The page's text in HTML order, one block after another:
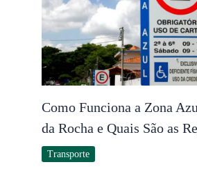
Como Funciona a Zona
da Rocha e Quais São as
Transporte